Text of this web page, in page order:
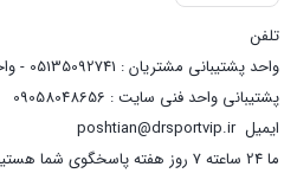
تلفن
پشتیبانی واحد فنی سایت : 09058048656
ایمیلposhtian@drsportvip.ir
ما 24 ساعته 7 روز هفته پاسخگوی شما هستیم.